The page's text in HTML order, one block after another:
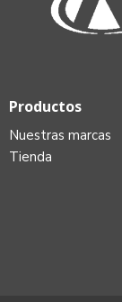
Productos
Nuestras marcas
Tienda